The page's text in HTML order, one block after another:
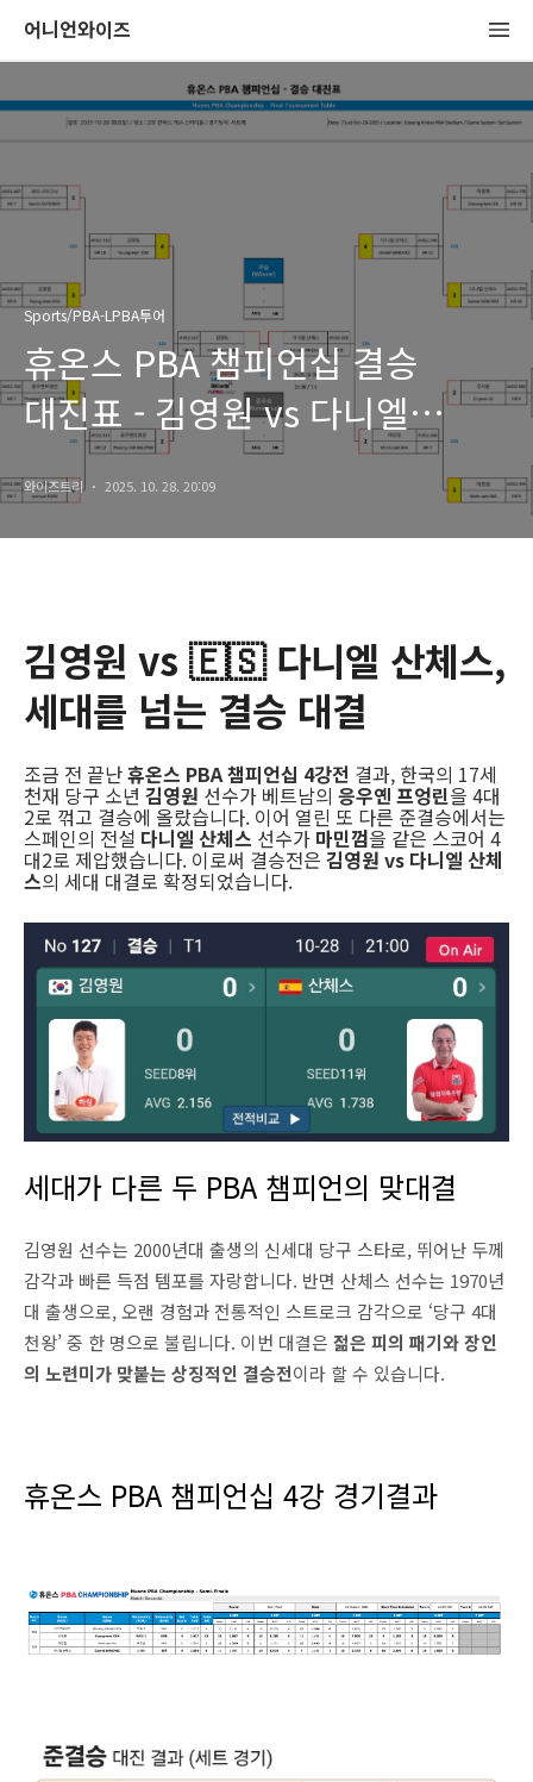
어니언와이즈
Sports/PBA-LPBA투어
휴온스 PBA 챔피언십 결승
대진표 - 김영원 vs 다니엘
산체스 (프로당구 25-26)
와이즈트리 2025. 10. 28. 20:09
김영원 vs 🇪🇸 다니엘 산체스,
세대를 넘는 결승 대결
조금 전 끝난휴온스 PBA 챔피언십 4강전 결과, 한국의 17세
천재 당구 소년 김영원 선수가 베트남의 응우옌 프엉린을 4대
2로 꺾고 결승에 올랐습니다. 이어 열린 또 다른 준결승에서는
스페인의 전설 다니엘 산체스 선수가 마민껌을 같은 스코어 4
대2로 제압했습니다. 이로써 결승전은 김영원 vs 다니엘 산체
스의 세대 대결로 확정되었습니다.
세대가 다른 두 PBA 챔피언의 맞대결
김영원 선수는 2000년대 출생의 신세대 당구 스타로, 뛰어난 두께
감각과 빠른 득점 템포를 자랑합니다. 반면 산체스 선수는 1970년
대 출생으로, 오랜 경험과 전통적인 스트로크 감각으로 ‘당구 4대
천왕’ 중 한 명으로 불립니다. 이번 대결은 젊은 피의 패기와 장인
의 노련미가 맞붙는 상징적인 결승전이라 할 수 있습니다.
휴온스 PBA 챔피언십 4강 경기결과